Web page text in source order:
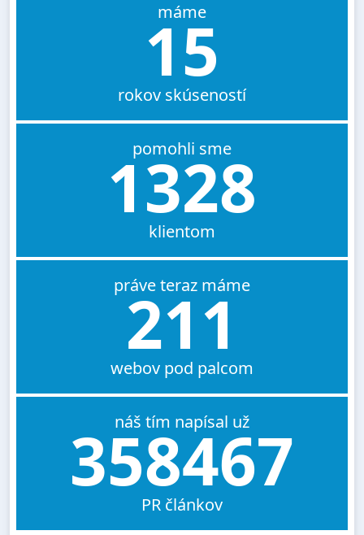
máme
15
rokov skúseností
pomohli sme
1328
klientom
práve teraz máme
211
webov pod palcom
náš tím napísal už
358467
PR článkov